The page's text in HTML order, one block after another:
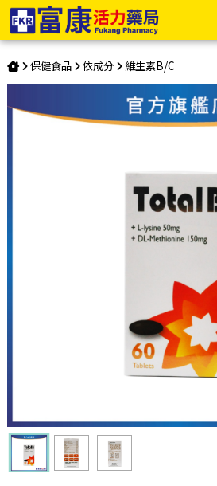
Total B 強效胺基酸B錠 60錠 | 富康活
力藥局購物商城
保健食品 依成分 維生素B/C